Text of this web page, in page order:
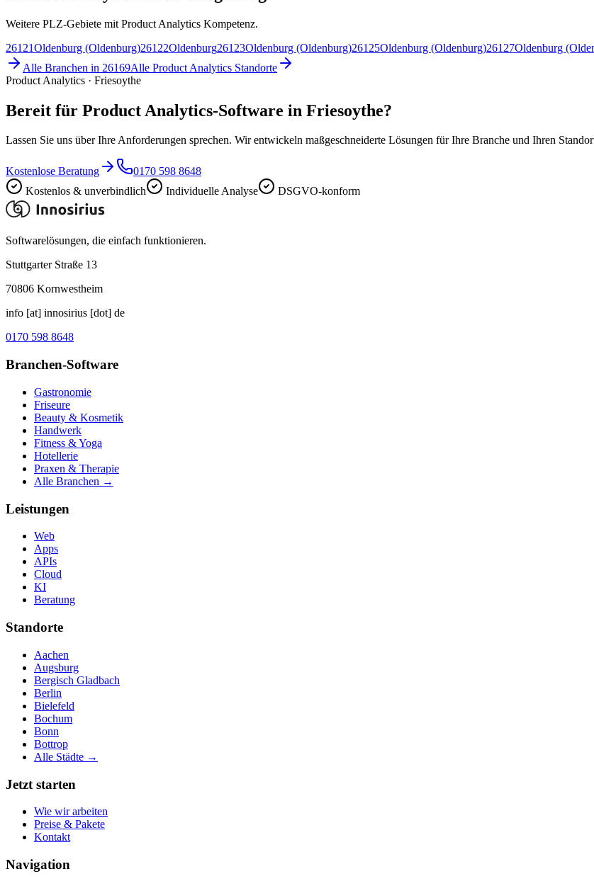
Weitere PLZ-Gebiete mit Product Analytics Kompetenz.
26121Oldenburg (Oldenburg)26122Oldenburg26123Oldenburg (Oldenburg)26125Oldenburg (Oldenburg)26127Oldenburg
Alle Branchen in 26169Alle Product Analytics Standorte
Product Analytics · Friesoythe
Bereit für Product Analytics-Software in Friesoythe?
Lassen Sie uns über Ihre Anforderungen sprechen. Wir entwickeln maßgeschneiderte Lösungen für Ihre Branche und Ihren
Kostenlose Beratung
0170 598 8648
Kostenlos & unverbindlich
Individuelle Analyse DSGVO-konform
Softwarelösungen, die einfach funktionieren.
Stuttgarter Straße 13
70806 Kornwestheim
info [at] innosirius [dot] de
0170 598 8648
Branchen-Software
Gastronomie
Friseure
Beauty & Kosmetik
Handwerk
Fitness & Yoga
Hotellerie
Praxen & Therapie
Alle Branchen →
Leistungen
Web
Apps
APIs
Cloud
KI
Beratung
Standorte
Aachen
Augsburg
Bergisch Gladbach
Berlin
Bielefeld
Bochum
Bonn
Bottrop
Alle Städte →
Jetzt starten
Wie wir arbeiten
Preise & Pakete
Kontakt
Navigation